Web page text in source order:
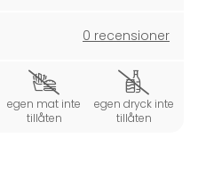
0 recensioner
egen mat inte
tillåten
egen dryck inte
tillåten